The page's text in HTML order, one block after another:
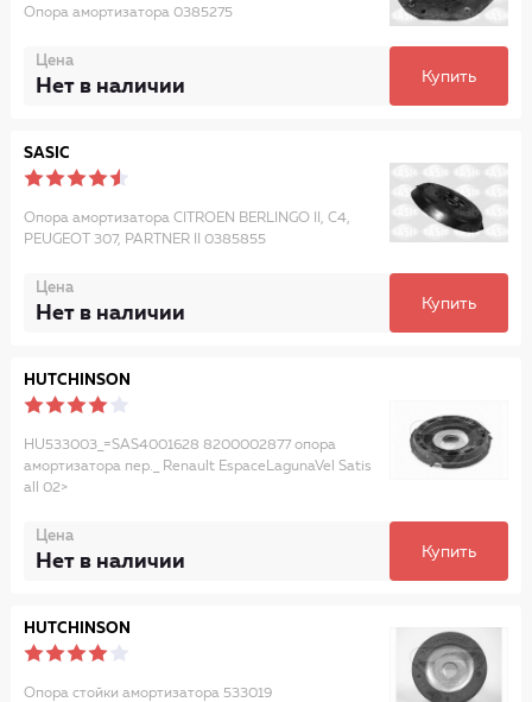
Опора амортизатора 0385275
Цена
Нет в наличии Купить
SASIC
Опора амортизатора CITROEN BERLINGO II, C4,
PEUGEOT 307, PARTNER II 0385855
Цена
Нет в наличии Купить
HUTCHINSON
HU533003_=SAS4001628 8200002877 опора
амортизатора пер._ Renault EspaceLagunaVel Satis
all 02>
Цена
Нет в наличии Купить
HUTCHINSON
Опора стойки амортизатора 533019